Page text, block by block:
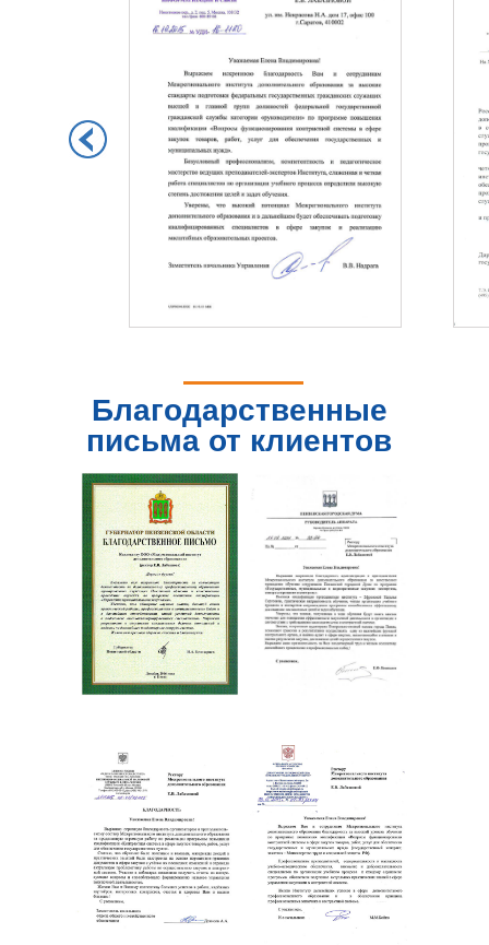
Благодарственные
письма от клиентов